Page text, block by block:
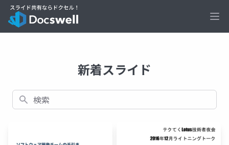
新着スライド
検索